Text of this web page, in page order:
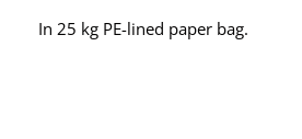
In 25 kg PE-lined paper bag.